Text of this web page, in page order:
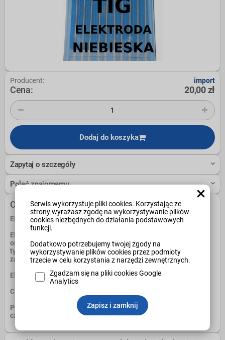
Serwis wykorzystuje pliki cookies. Korzystając ze
strony wyrażasz zgodę na wykorzystywanie plików
cookies niezbędnych do działania podstawowych
funkcji.
Dodatkowo potrzebujemy twojej zgody na
wykorzystywanie plików cookies przez podmioty
trzecie w celu korzystania z narzędzi zewnętrznych.
Zgadzam się na pliki cookies Google
Analytics
Zapisz i zamknij
Producent: import
Cena: 20,00 zł
Dodaj do koszyka
Zapytaj o szczegóły
Poleć znajomemu
Opis
Elektroda wolframowa fi 2,4 x 175 WL-20 NIEBIESKA
Elektroda o zawartości 20% lantanu. Stosowana do aluminium
oraz stopów aluminium, stali czarnych, nierdzewnych, stopów
tytanu, niklu i miedzi. Posiada bardzo dobre właściwości
zapłonu i ponownego zapłonu oraz stabilny łuk.
Elektrody są pakowane w pudełkach po 10szt.
Cena za 1szt.
Posiadamy w sprzedaży również inne elektrody wolframowe:
czerwone, szare, zielone, złote, niebieskie.